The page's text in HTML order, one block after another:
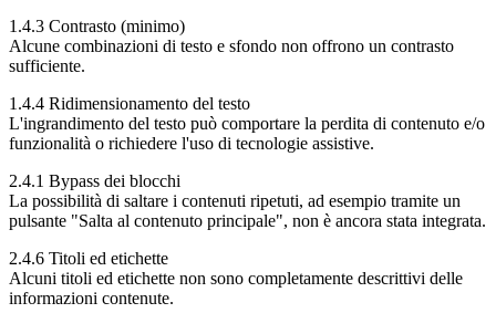
1.4.3 Contrasto (minimo)
Alcune combinazioni di testo e sfondo non offrono un contrasto
sufficiente.
1.4.4 Ridimensionamento del testo
L'ingrandimento del testo può comportare la perdita di contenuto e/o
funzionalità o richiedere l'uso di tecnologie assistive.
2.4.1 Bypass dei blocchi
La possibilità di saltare i contenuti ripetuti, ad esempio tramite un
pulsante "Salta al contenuto principale", non è ancora stata integrata.
2.4.6 Titoli ed etichette
Alcuni titoli ed etichette non sono completamente descrittivi delle
informazioni contenute.